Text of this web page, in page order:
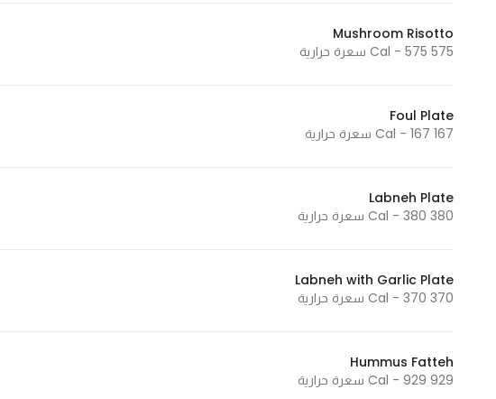
Mushroom Risotto
575 Cal - 575 سعرة حرارية
Foul Plate
167 Cal - 167 سعرة حرارية
Labneh Plate
380 Cal - 380 سعرة حرارية
Labneh with Garlic Plate
370 Cal - 370 سعرة حرارية
Hummus Fatteh
929 Cal - 929 سعرة حرارية
refuse
these
functionality
from the
website.
Marketing
By sharing
behavior as